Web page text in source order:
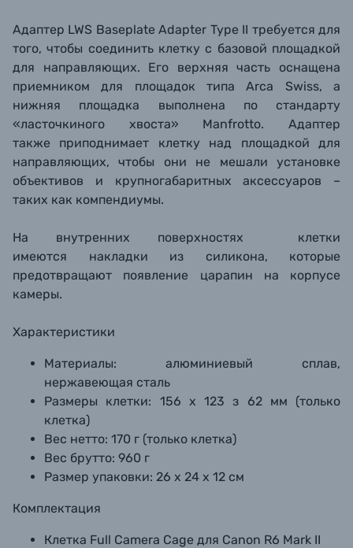
Адаптер LWS Baseplate Adapter Type II требуется для
того, чтобы соединить клетку с базовой площадкой
для направляющих. Его верхняя часть оснащена
приемником для площадок типа Arca Swiss, а
нижняя площадка выполнена по стандарту
«ласточкиного хвоста» Manfrotto. Адаптер
также приподнимает клетку над площадкой для
направляющих, чтобы они не мешали установке
объективов и крупногабаритных аксессуаров –
таких как компендиумы.
На внутренних поверхностях клетки
имеются накладки из силикона, которые
предотвращают появление царапин на корпусе
камеры.
Характеристики
Материалы: алюминиевый сплав,
нержавеющая сталь
Размеры клетки: 156 х 123 з 62 мм (только
клетка)
Вес нетто: 170 г (только клетка)
Вес брутто: 960 г
Размер упаковки: 26 х 24 х 12 см
Комплектация
Клетка Full Camera Cage для Canon R6 Mark II